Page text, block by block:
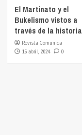
El Martinato y el
Bukelismo vistos a
través de la historia
Revista Comunica
15 abril, 2024
0